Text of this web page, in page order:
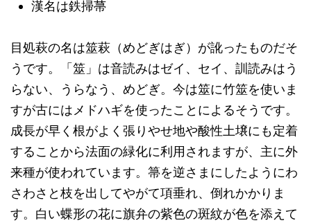
漢名は鉄掃菷
目処萩の名は筮萩（めどぎはぎ）が訛ったものだそ
うです。「筮」は音読みはゼイ、セイ、訓読みはう
らない、うらなう、めどぎ。今は筮に竹筮を使いま
すが古にはメドハギを使ったことによるそうです。
成長が早く根がよく張りやせ地や酸性土壌にも定着
することから法面の緑化に利用されますが、主に外
来種が使われています。箒を逆さまにしたようにわ
さわさと枝を出してやがて項垂れ、倒れかかりま
す。白い蝶形の花に旗弁の紫色の斑紋が色を添えて